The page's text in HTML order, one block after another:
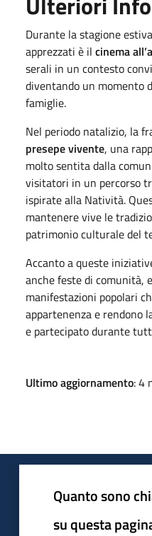
Durante la stagione
apprezzati è il cinema
serali in un contesto
diventando un momento
famiglie.
Nel periodo natalizio, la
presepe vivente, una
molto sentita dalla
visitatori in un percorso
ispirate alla Natività.
mantenere vive le
patrimonio culturale del
Accanto a queste
anche feste di comunità,
manifestazioni popolari
appartenenza e rendono
e partecipato durante
Ultimo aggiornamento: 4
Quanto sono
su questa